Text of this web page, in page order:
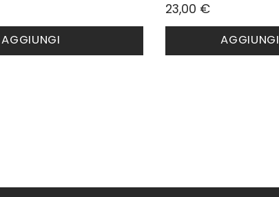
AGGIUNGI
23,00 €
AGGIUNGI